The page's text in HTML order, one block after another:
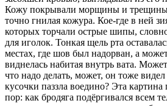
Кожу покрывали морщины и
точно гнилая кожура. Кое-где в ней
которых торчали острые шипы,
для иголок. Тонкая щель рта
местах, где шов был надорван, а
виднелась набитая внутрь вата.
что надо делать, может, он тоже
кусочки паззла воедино? Эта картина
пор: как бродяга подёргивался всем